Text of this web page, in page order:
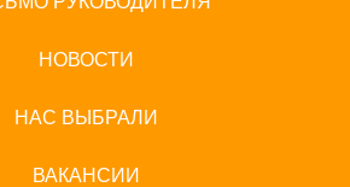
НОВОСТИ
НАС ВЫБРАЛИ
ВАКАНСИИ